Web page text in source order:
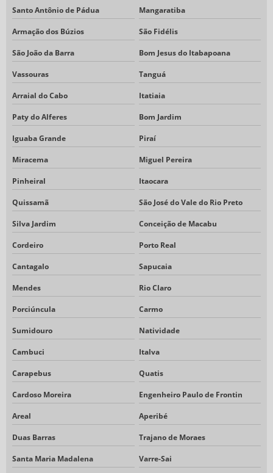
Santo Antônio de Pádua Mangaratiba
Armação dos Búzios São Fidélis
São João da Barra Bom Jesus do Itabapoana
Vassouras Tanguá
Arraial do Cabo Itatiaia
Paty do Alferes Bom Jardim
Iguaba Grande Piraí
Miracema Miguel Pereira
Pinheiral Itaocara
Quissamã São José do Vale do Rio Preto
Silva Jardim Conceição de Macabu
Cordeiro Porto Real
Cantagalo Sapucaia
Mendes Rio Claro
Porciúncula Carmo
Sumidouro Natividade
Cambuci Italva
Carapebus Quatis
Cardoso Moreira Engenheiro Paulo de Frontin
Areal Aperibé
Duas Barras Trajano de Moraes
Santa Maria Madalena Varre-Sai